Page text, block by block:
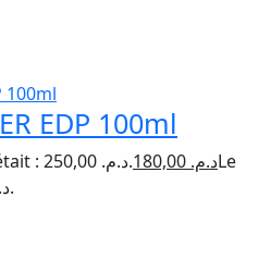
EDP 100ml
Le prix initial était : د.م. 250,00. د.م.Le
prix actuel est : د.م. 180,00.